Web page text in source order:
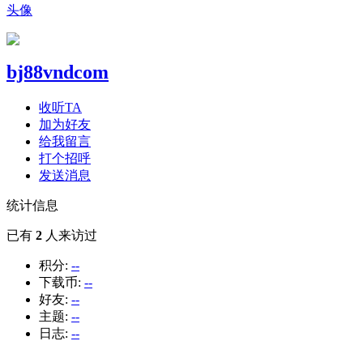
头像
bj88vndcom
收听TA
加为好友
给我留言
打个招呼
发送消息
统计信息
已有 2 人来访过
积分: --
下载币: --
好友: --
主题: --
日志: --